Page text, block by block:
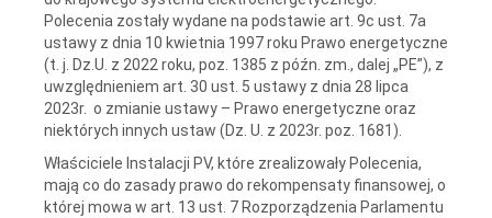
Polecenia zostały wydane na podstawie art. 9c ust. 7a
ustawy z dnia 10 kwietnia 1997 roku Prawo energetyczne
(t. j. Dz.U. z 2022 roku, poz. 1385 z późn. zm., dalej „PE”), z
uwzględnieniem art. 30 ust. 5 ustawy z dnia 28 lipca
2023r. o zmianie ustawy – Prawo energetyczne oraz
niektórych innych ustaw (Dz. U. z 2023r. poz. 1681).
Właściciele Instalacji PV, które zrealizowały Polecenia,
mają co do zasady prawo do rekompensaty finansowej, o
której mowa w art. 13 ust. 7 Rozporządzenia Parlamentu